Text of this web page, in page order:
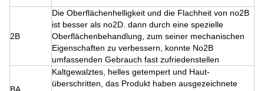
2B
Die Oberflächenhelligkeit und die Flachheit von no2B
ist besser als no2D. dann durch eine spezielle
Oberflächenbehandlung, zum seiner mechanischen
Eigenschaften zu verbessern, konnte No2B
umfassenden Gebrauch fast zufriedenstellen
Kaltgewalztes, helles getempert und Haut-
überschritten, das Produkt haben ausgezeichnete